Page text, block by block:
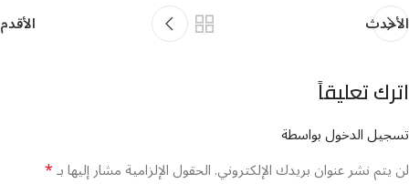
الأحدث الأقدم
اترك تعليقاً
تسجيل الدخول بواسطة
لن يتم نشر عنوان بريدك الإلكتروني.الحقول الإلزامية مشار إليها بـ*